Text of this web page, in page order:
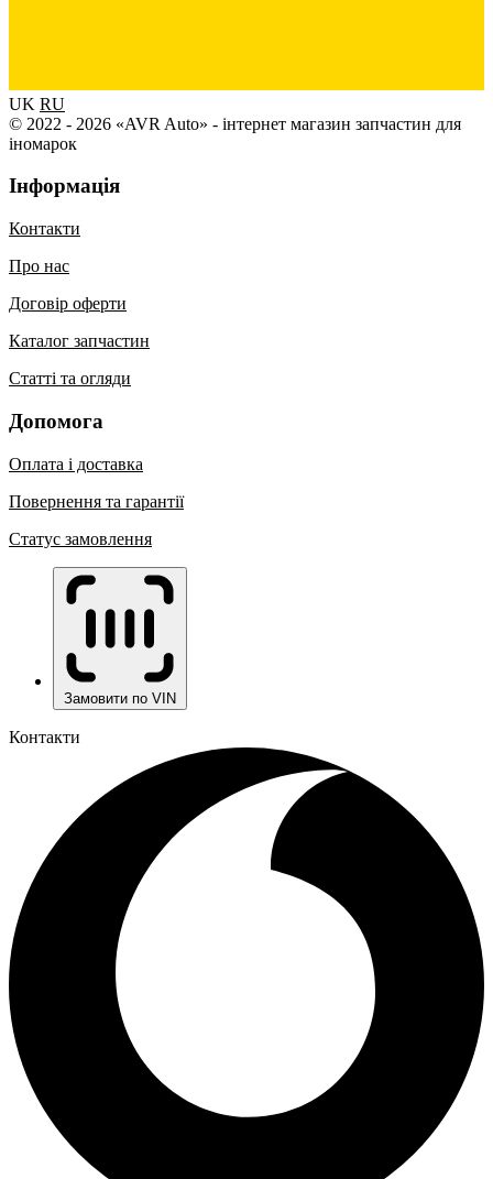
UK RU
© 2022 - 2026 «AVR Auto» - інтернет магазин запчастин для
іномарок
Інформація
Контакти
Про нас
Договір оферти
Каталог запчастин
Статті та огляди
Допомога
Оплата і доставка
Повернення та гарантії
Статус замовлення
Замовити по VIN
Контакти